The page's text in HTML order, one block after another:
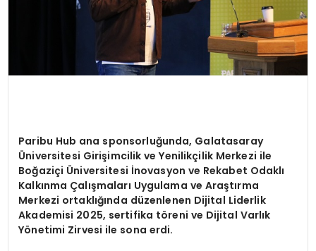
Paribu Hub ana sponsorluğunda, Galatasaray
Üniversitesi Girişimcilik ve Yenilikçilik Merkezi ile
Boğaziçi Üniversitesi İnovasyon ve Rekabet Odaklı
Kalkınma Çalışmaları Uygulama ve Araştırma
Merkezi ortaklığında düzenlenen Dijital Liderlik
Akademisi 2025, sertifika töreni ve Dijital Varlık
Yönetimi Zirvesi ile sona erdi.